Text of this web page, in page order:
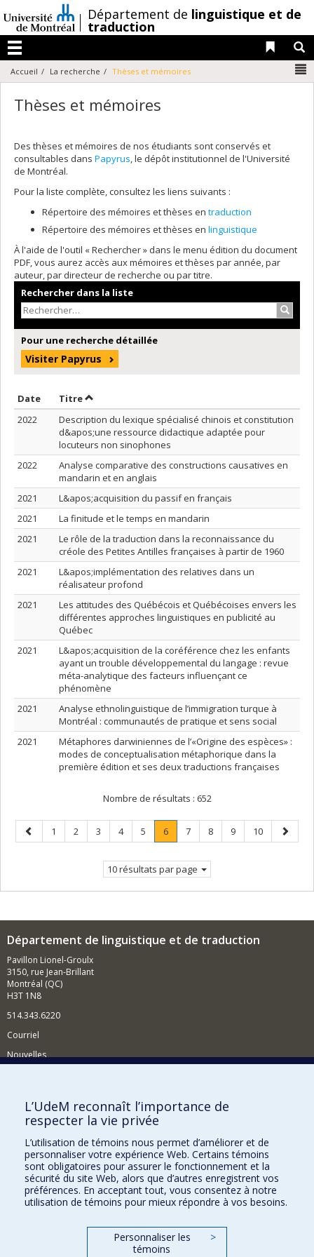
au
contenu
/Département de linguistique et de
traduction
Menu
Liens
Accueil La recherche Thèses et mémoires
Thèses et mémoires
Des thèses et mémoires de nos étudiants sont conservés et
consultables dans Papyrus, le dépôt institutionnel de l'Université
de Montréal.
Pour la liste complète, consultez les liens suivants :
Répertoire des mémoires et thèses en traduction
Répertoire des mémoires et thèses en linguistique
À l'aide de l'outil « Rechercher » dans le menu édition du document
PDF, vous aurez accès aux mémoires et thèses par année, par
auteur, par directeur de recherche ou par titre.
Rechercher dans la liste
Pour une recherche détaillée
Visiter Papyrus
Date Trier par date en ordre croissant
TitreTrier par titre en ordre croissant
2022
Description du lexique spécialisé chinois et constitution
d&apos;une ressource didactique adaptée pour
locuteurs non sinophones
2022
Analyse comparative des constructions causatives en
mandarin et en anglais
2021
L&apos;acquisition du passif en français
2021
La finitude et le temps en mandarin
2021
Le rôle de la traduction dans la reconnaissance du
créole des Petites Antilles françaises à partir de 1960
2021
L&apos;implémentation des relatives dans un
réalisateur profond
2021
Les attitudes des Québécois et Québécoises envers les
différentes approches linguistiques en publicité au
Québec
2021
L&apos;acquisition de la coréférence chez les enfants
ayant un trouble développemental du langage : revue
méta-analytique des facteurs influençant ce
phénomène
2021
Analyse ethnolinguistique de l’immigration turque à
Montréal : communautés de pratique et sens social
2021
Métaphores darwiniennes de l’«Origine des espèces» :
modes de conceptualisation métaphorique dans la
première édition et ses deux traductions françaises
Nombre de résultats : 652
Page
précédente
Page
1 Page
2 Page
3 Page
4 Page
5 Page
6.
Page
Page
7 Page
8 Page
9 Page
10
Page
10 résultats par page
Département de linguistique et de traduction
Pavillon Lionel-Groulx
3150, rue Jean-Brillant
Montréal (QC)
H3T 1N8
514.343.6220
Courriel
Nouvelles
Comment soutenir le Département?
BESOIN D'AIDE?
Plan du site
Signaler une erreur
Accessibilité
FACULTÉ DES ARTS ET DES SCIENCES
Nos départements et écoles
L’UdeM reconnaît l’importance de
respecter la vie privée
L’utilisation de témoins nous permet d’améliorer et de
personnaliser votre expérience Web. Certains témoins
sont obligatoires pour assurer le fonctionnement et la
sécurité du site Web, alors que d’autres enregistrent vos
préférences. En acceptant tout, vous consentez à notre
utilisation de témoins pour mieux répondre à vos besoins.
Personnaliser les
témoins
>